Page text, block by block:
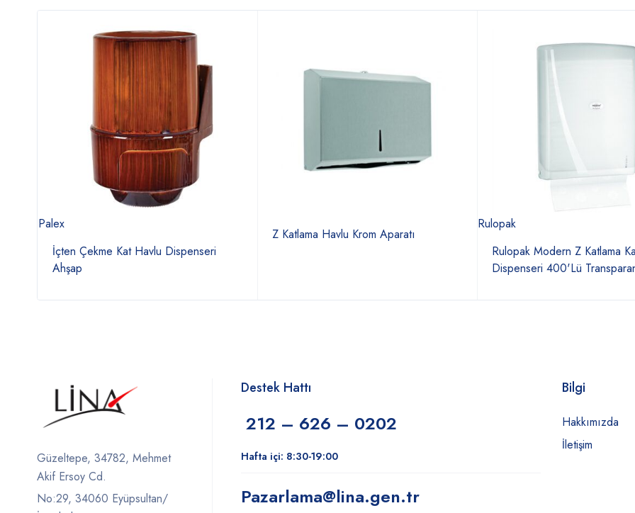
Palex
İçten Çekme Kat Havlu Dispenseri
Ahşap
Z Katlama Havlu Krom Aparatı
Rulopak
Rulopak Modern Z Katlama
Dispenseri 400'Lü
Güzeltepe, 34782, Mehmet
Akif Ersoy Cd.
No:29, 34060 Eyüpsultan/
Destek Hattı
212 – 626 – 0202
Hafta içi: 8:30-19:00
Pazarlama@lina.gen.tr
Bilgi
Hakkımızda
İletişim